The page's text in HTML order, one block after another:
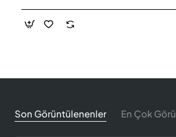
Son Görüntülenenler En Çok